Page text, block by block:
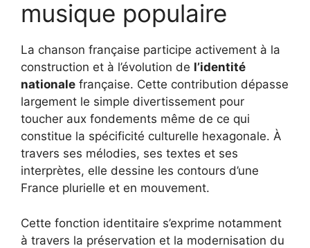
musique populaire
La chanson française participe activement à la
construction et à l’évolution de l’identité
nationale française. Cette contribution dépasse
largement le simple divertissement pour
toucher aux fondements même de ce qui
constitue la spécificité culturelle hexagonale. À
travers ses mélodies, ses textes et ses
interprètes, elle dessine les contours d’une
France plurielle et en mouvement.
Cette fonction identitaire s’exprime notamment
à travers la préservation et la modernisation du